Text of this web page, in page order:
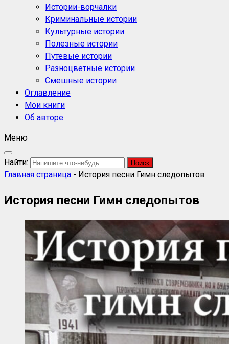
Истории-ворчалки
Криминальные истории
Культурные истории
Полезные истории
Путевые истории
Разноцветные истории
Смешные истории
Оглавление
Мои книги
Об авторе
Меню
Найти:
Главная страница - История песни Гимн следопытов
История песни Гимн следопытов